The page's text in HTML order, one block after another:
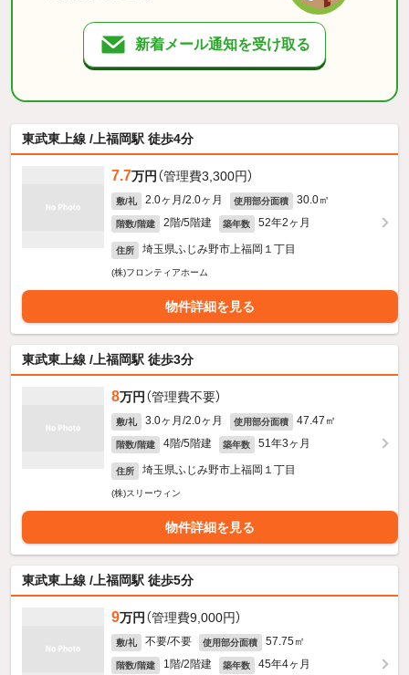
新着メール通知を受け取る
東武東上線 /上福岡駅 徒歩4分
7.7万円 （管理費3,300円）
敷/礼 2.0ヶ月/2.0ヶ月 使用部分面積 30.0㎡
階数/階建 2階/5階建 築年数 52年2ヶ月
住所 埼玉県ふじみ野市上福岡１丁目
(株)フロンティアホーム
物件詳細を見る
東武東上線 /上福岡駅 徒歩3分
8万円 （管理費不要）
敷/礼 3.0ヶ月/2.0ヶ月 使用部分面積 47.47㎡
階数/階建 4階/5階建 築年数 51年3ヶ月
住所 埼玉県ふじみ野市上福岡１丁目
(株)スリーウィン
物件詳細を見る
東武東上線 /上福岡駅 徒歩5分
9万円 （管理費9,000円）
敷/礼 不要/不要 使用部分面積 57.75㎡
階数/階建 1階/2階建 築年数 45年4ヶ月